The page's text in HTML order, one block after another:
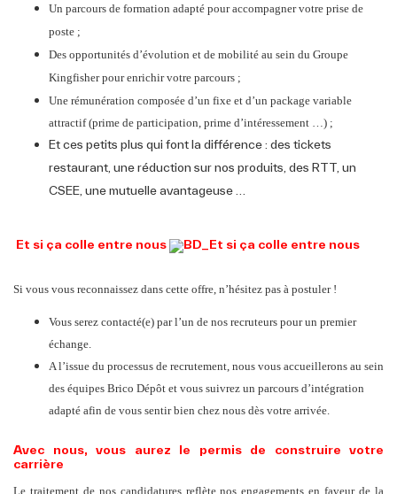
Un parcours de formation adapté pour accompagner votre prise de
poste ;
Des opportunités d’évolution et de mobilité au sein du Groupe
Kingfisher pour enrichir votre parcours ;
Une rémunération composée d’un fixe et d’un package variable
attractif (prime de participation, prime d’intéressement …) ;
Et ces petits plus qui font la différence : des tickets
restaurant, une réduction sur nos produits, des RTT, un
CSEE, une mutuelle avantageuse …
Et si ça colle entre nous
Si vous vous reconnaissez dans cette offre, n’hésitez pas à postuler !
Vous serez contacté(e) par l’un de nos recruteurs pour un premier
échange.
A l’issue du processus de recrutement, nous vous accueillerons au sein
des équipes Brico Dépôt et vous suivrez un parcours d’intégration
adapté afin de vous sentir bien chez nous dès votre arrivée.
Avec nous, vous aurez le permis de construire️ votre
carrière
Le traitement de nos candidatures reflète nos engagements en faveur de la